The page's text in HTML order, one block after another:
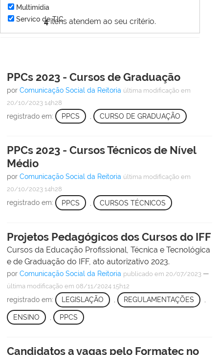
4itens atendem ao seu critério.
Multimídia
Servico de TIC
PPCs 2023 - Cursos de Graduação
por Comunicação Social da Reitoria última modificação em
20/10/2023 14h28
registrado em: PPCS CURSO DE GRADUAÇÃO
PPCs 2023 - Cursos Técnicos de Nível
Médio
por Comunicação Social da Reitoria última modificação em
20/10/2023 14h28
registrado em: PPCS CURSOS TÉCNICOS
Projetos Pedagógicos dos Cursos do IFF
Cursos da Educação Profissional, Técnica e Tecnológica
e de Graduação do IFF, ato autorizativo 2023.
por Comunicação Social da Reitoria publicado em 20/07/2023 —
última modificação em 08/11/2024 15h12
registrado em: LEGISLAÇÃO , REGULAMENTAÇÕES ,
ENSINO PPCS
Candidatos a vagas pelo Formatec no